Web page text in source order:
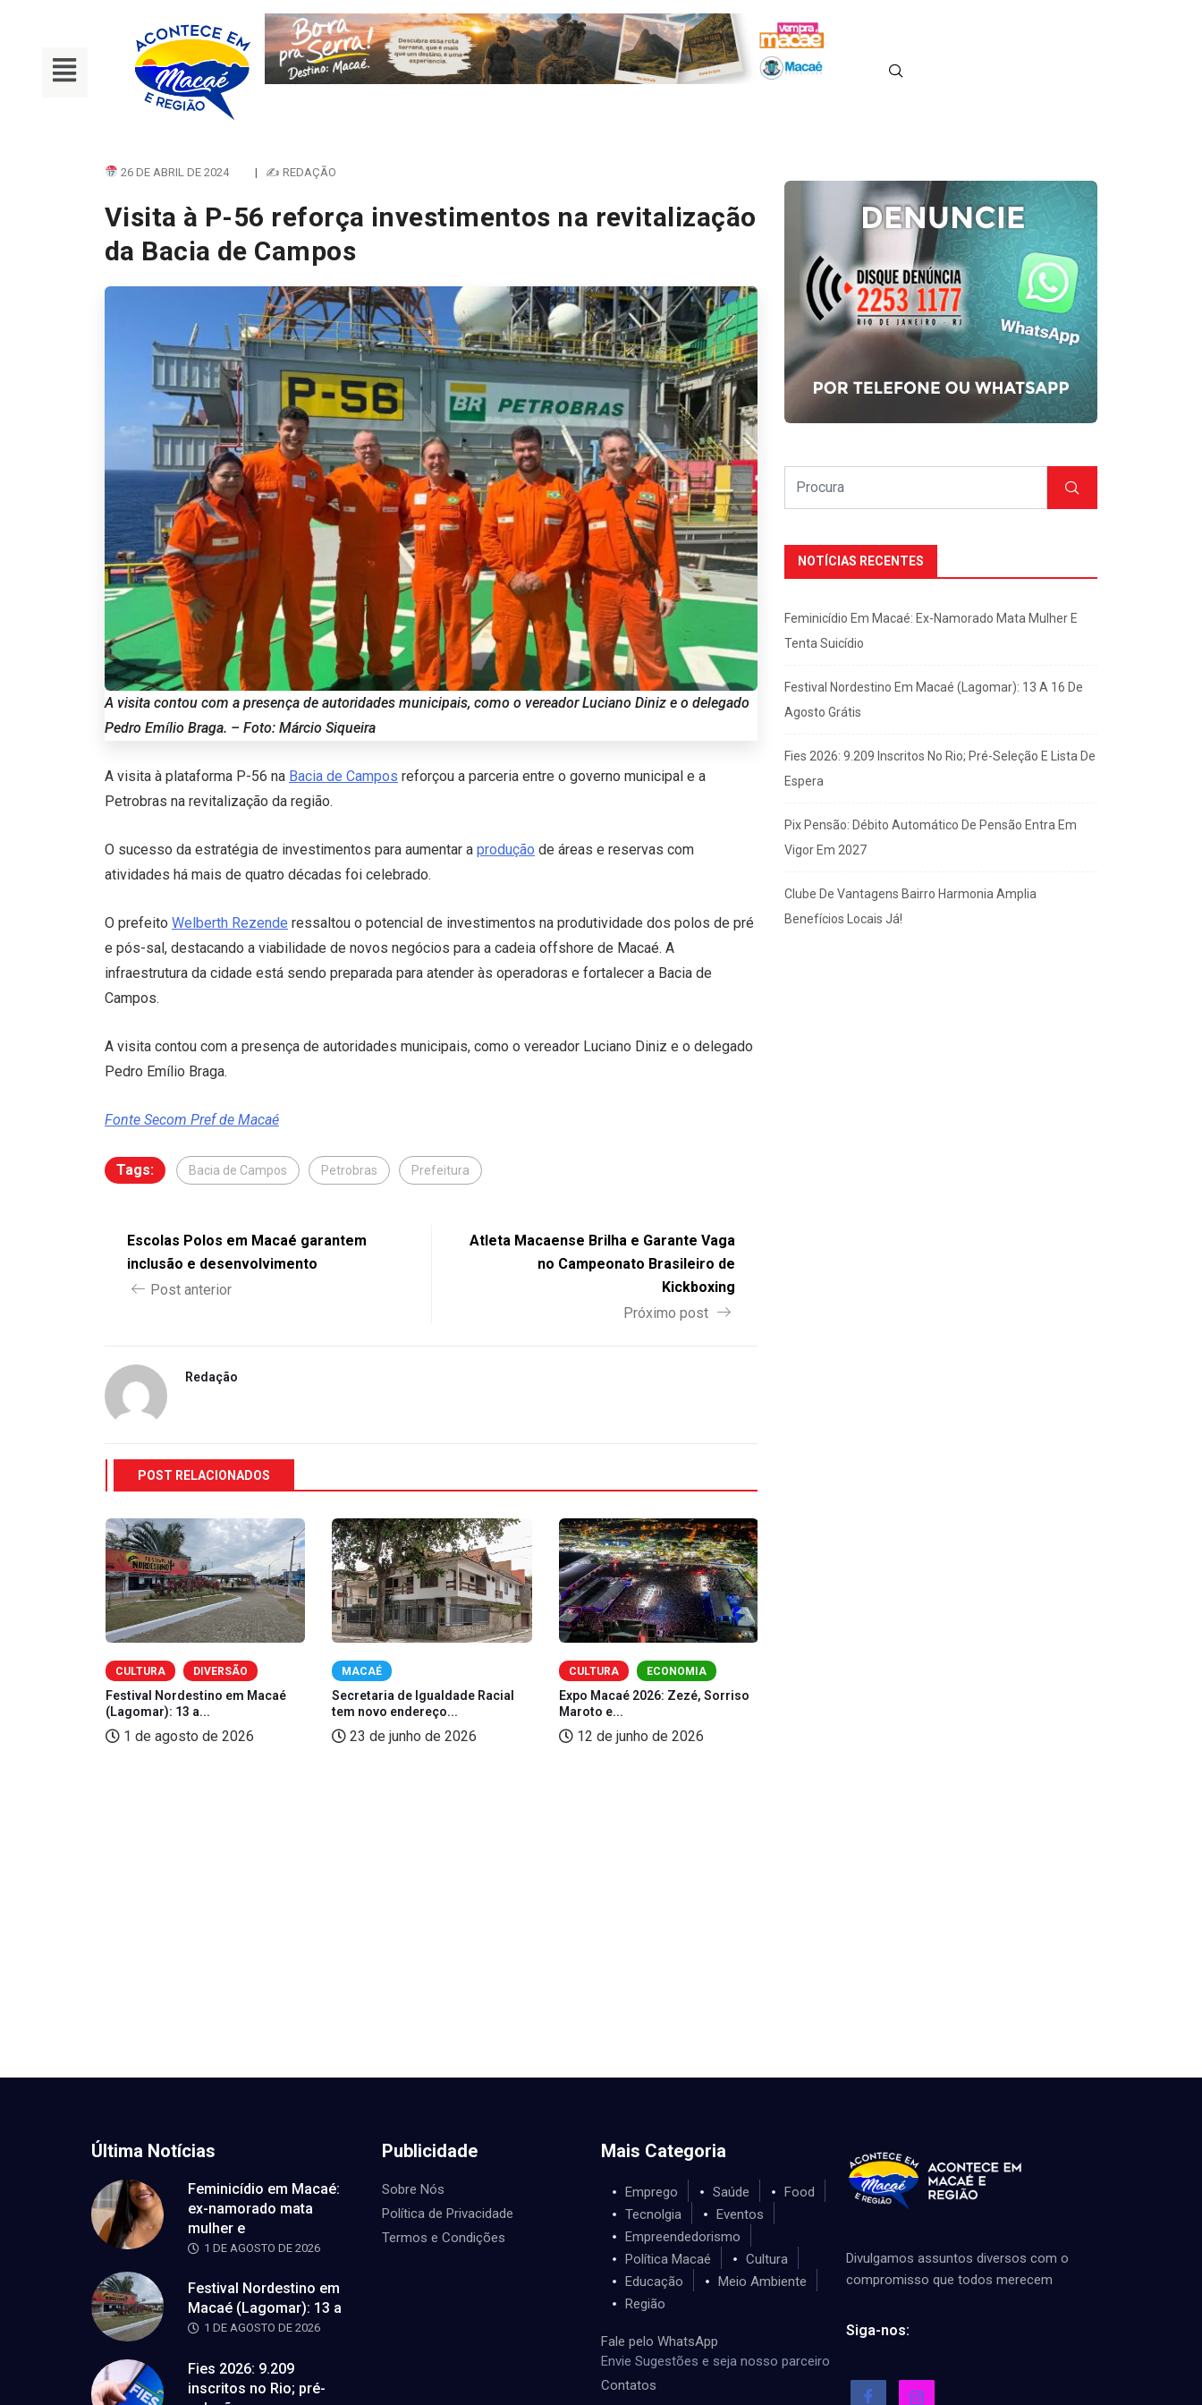
26 DE ABRIL DE 2024 | ✍ REDAÇÃO
Visita à P-56 reforça investimentos na revitalização
da Bacia de Campos
A visita contou com a presença de autoridades municipais, como o vereador Luciano Diniz e o delegado
Pedro Emílio Braga. – Foto: Márcio Siqueira
A visita à plataforma P-56 na Bacia de Campos reforçou a parceria entre o governo municipal e a
Petrobras na revitalização da região.
O sucesso da estratégia de investimentos para aumentar a produção de áreas e reservas com
atividades há mais de quatro décadas foi celebrado.
O prefeito Welberth Rezende ressaltou o potencial de investimentos na produtividade dos polos de pré
e pós-sal, destacando a viabilidade de novos negócios para a cadeia offshore de Macaé. A
infraestrutura da cidade está sendo preparada para atender às operadoras e fortalecer a Bacia de
Campos.
A visita contou com a presença de autoridades municipais, como o vereador Luciano Diniz e o delegado
Pedro Emílio Braga.
Fonte Secom Pref de Macaé
Tags: Bacia de Campos Petrobras Prefeitura
Escolas Polos em Macaé garantem
inclusão e desenvolvimento
Post anterior
Atleta Macaense Brilha e Garante Vaga
no Campeonato Brasileiro de
Kickboxing
Próximo post
Redação
POST RELACIONADOS
CULTURA DIVERSÃO
Festival Nordestino em Macaé
(Lagomar): 13 a...
1 de agosto de 2026
MACAÉ
Secretaria de Igualdade Racial
tem novo endereço...
23 de junho de 2026
CULTURA ECONOMIA
Expo Macaé 2026: Zezé, Sorriso
Maroto e...
12 de junho de 2026
NOTÍCIAS RECENTES
Feminicídio Em Macaé: Ex-Namorado Mata Mulher E
Tenta Suicídio
Festival Nordestino Em Macaé (Lagomar): 13 A 16 De
Agosto Grátis
Fies 2026: 9.209 Inscritos No Rio; Pré-Seleção E Lista De
Espera
Pix Pensão: Débito Automático De Pensão Entra Em
Vigor Em 2027
Clube De Vantagens Bairro Harmonia Amplia
Benefícios Locais Já!
Última Notícias
Feminicídio em Macaé:
ex-namorado mata
mulher e
1 DE AGOSTO DE 2026
Festival Nordestino em
Macaé (Lagomar): 13 a
1 DE AGOSTO DE 2026
Fies 2026: 9.209
inscritos no Rio; pré-
Publicidade
Sobre Nós
Política de Privacidade
Termos e Condições
Mais Categoria
Emprego Saúde
Food
Tecnolgia
Eventos
Empreendedorismo
Política Macaé
Cultura
Educação
Meio Ambiente
Região
Fale pelo WhatsApp
Envie Sugestões e seja nosso parceiro
Contatos
Divulgamos assuntos diversos com o
compromisso que todos merecem
Siga-nos: